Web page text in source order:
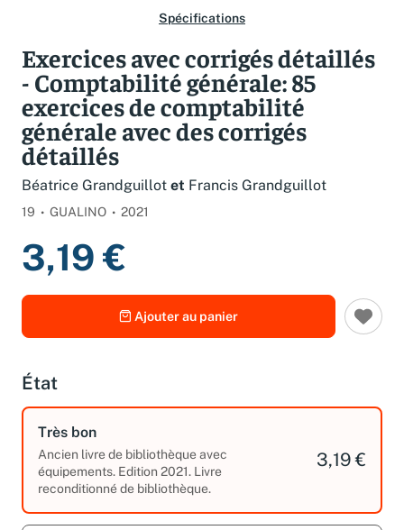
Exercices avec corrigés détaillés
- Comptabilité générale: 85
exercices de comptabilité
générale avec des corrigés
détaillés
Béatrice Grandguillot Francis Grandguillot
3,19 €
Ajouter au panier
État
Très bon
Ancien livre de bibliothèque avec
équipements. Edition 2021. Livre
3,19 €